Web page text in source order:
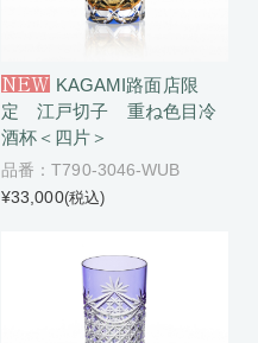
NEW KAGAMI路面店限
定 江戸切子 重ね色目冷
酒杯＜四片＞
品番：T790-3046-WUB
¥33,000(税込)